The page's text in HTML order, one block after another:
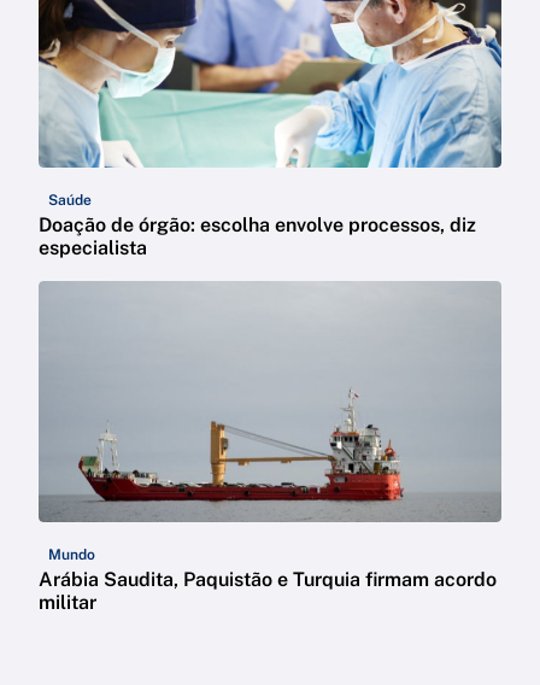
Saúde
Doação de órgão: escolha envolve processos, diz
especialista
Mundo
Arábia Saudita, Paquistão e Turquia firmam acordo
militar